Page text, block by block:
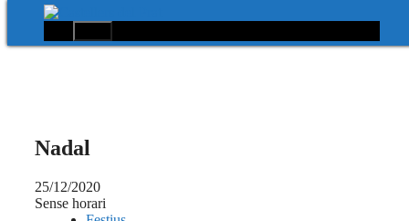
Nadal
25/12/2020
Sense horari